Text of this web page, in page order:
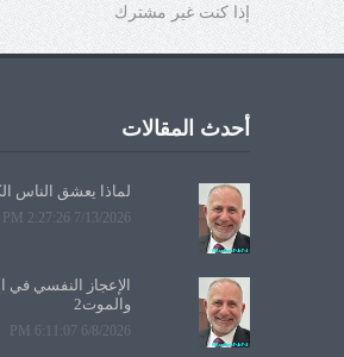
إذا كنت غير مشترك
أحدث المقالات
لماذا يعشق الناس
7/13/2026 2:27:26 PM
الإعجاز النفسي في
والموت2
6/8/2026 6:11:07 PM